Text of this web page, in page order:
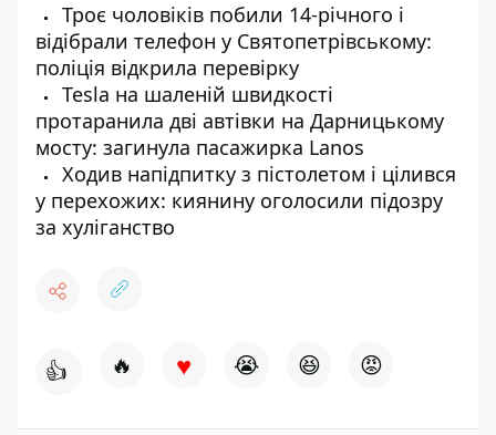
Троє чоловіків побили 14-річного і
відібрали телефон у Святопетрівському:
поліція відкрила перевірку
Tesla на шаленій швидкості
протаранила дві автівки на Дарницькому
мосту: загинула пасажирка Lanos
Ходив напідпитку з пістолетом і цілився
у перехожих: киянину оголосили підозру
за хуліганство
👍 🔥 ♥ 😭 😆 😡